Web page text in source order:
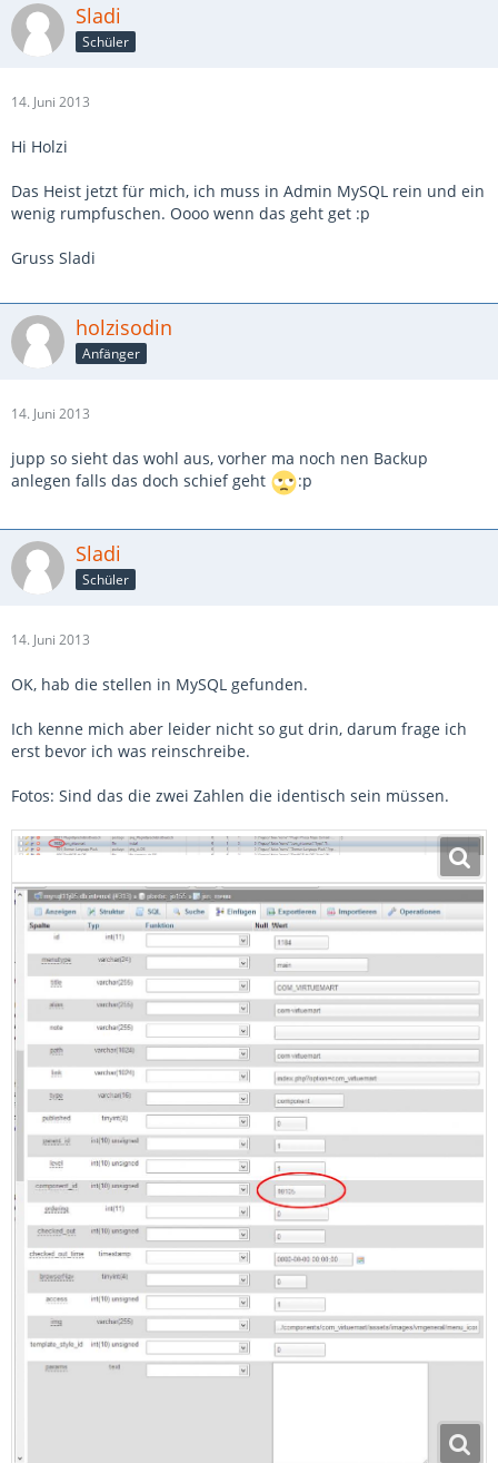
Sladi
Schüler
14. Juni 2013
Hi Holzi
Das Heist jetzt für mich, ich muss in Admin MySQL rein und ein
wenig rumpfuschen. Oooo wenn das geht get :p
Gruss Sladi
holzisodin
Anfänger
14. Juni 2013
jupp so sieht das wohl aus, vorher ma noch nen Backup
anlegen falls das doch schief geht
:p
Sladi
Schüler
14. Juni 2013
OK, hab die stellen in MySQL gefunden.
Ich kenne mich aber leider nicht so gut drin, darum frage ich
erst bevor ich was reinschreibe.
Fotos: Sind das die zwei Zahlen die identisch sein müssen.